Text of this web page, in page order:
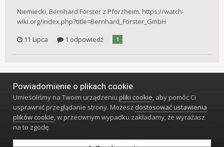
Niemiecki, Bernhard Förster z Pforzheim. https://watch-
wiki.org/index.php?title=Bernhard_Förster_GmbH
11 Lipca
1 odpowiedź 1
Język Styl Polityka prywatności
Klub Miłośników Zegarów i Zegarków
Powered by Invision Community
Powiadomienie o plikach cookie
Umieściliśmy na Twoim urządzeniupliki cookie, aby pomóc Ci
usprawnić przeglądanie strony. Możesz dostosować ustawienia
plików cookie, w przeciwnym wypadku zakładamy, że wyrażasz
na to zgodę.